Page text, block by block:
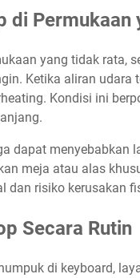
di Permukaan
yang tidak rata,
Ketika aliran
Kondisi ini
dapat
meja atau alas
dan risiko kerusakan
Secara Rutin
di keyboard,